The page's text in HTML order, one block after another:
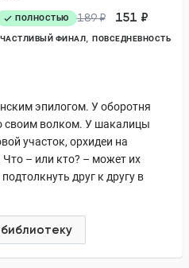
ПОЛНОСТЬЮ 189 ₽ 151 ₽
ФИНАЛ ПОВСЕДНЕВНОСТЬ
эпилогом. У оборотня
своим волком. У шакалицы
участок, орхидеи на
– или кто? – может их
друг к другу в